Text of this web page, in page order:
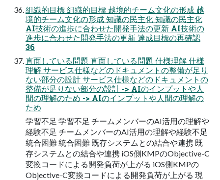
組織的目標 組織的目標 越境的チーム文化の形成 越
境的チーム文化の形成 知識の民主化 知識の民主化
AI技術の進歩に合わせた開発手法の更新 AI技術の
進歩に合わせた開発手法の更新 達成目標の再確認
36
直面している問題 直面している問題 仕様理解 仕様
理解 サービス仕様などのドキュメントの整備が足り
ない部分の設計 サービス仕様などのドキュメントの
整備が足りない部分の設計 -> AIのインプットや人
間の理解のため -> AIのインプットや人間の理解の
ため
学習不足 学習不足 チームメンバーのAI活用の理解や
経験不足 チームメンバーのAI活用の理解や経験不足
統合困難 統合困難 既存システムとの結合や連携 既
存システムとの結合や連携 iOS側KMPのObjective-C
変換コードによる開発負荷が上がる iOS側KMPの
Objective-C変換コードによる開発負荷が上がる 現